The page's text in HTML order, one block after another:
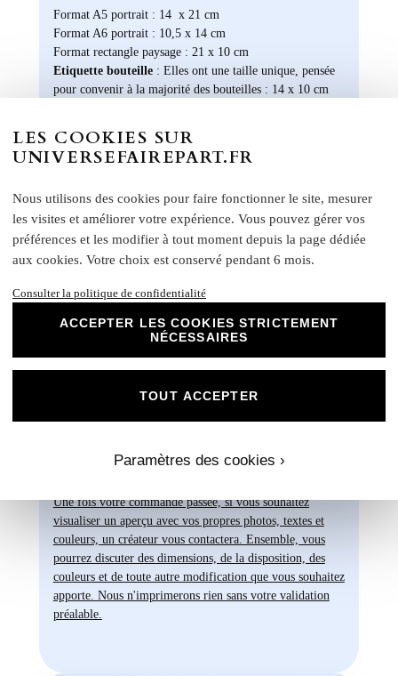
Format A5 portrait : 14 x 21 cm
Format A6 portrait : 10,5 x 14 cm
Format rectangle paysage : 21 x 10 cm
Etiquette bouteille: Elles ont une taille unique, pensée
pour convenir à la majorité des bouteilles : 14 x 10 cm
Notre papier Mat Supérieur sont le choix
parfait pour des faire-part de mariage, des
remerciements et bien plus encore. Optez
pour ce papier de haute qualité pour un
résultat impeccable qui ravira vos invités et
marquera l'élégance de vos évènements
spéciaux. Laissez libre cours à votre
créativité et personnalisez nos papiers Mat
Supérieur pour créer des souvenirs uniques
et inoubliables.
Chez Universe Faire-part, nous mettons
d'exception qui répondent à vos attentes les
accompagner dans la réalisation de vos
projets évènementiels.
Une fois votre commande passée, si vous souhaitez
visualiser un aperçu avec vos propres photos, textes et
couleurs, un créateur vous contactera. Ensemble, vous
pourrez discuter des dimensions, de la disposition, des
couleurs et de toute autre modification que vous souhaitez
apporte. Nous n'imprimerons rien sans votre validation
préalable.
LES COOKIES SUR
UNIVERSEFAIREPART.FR
Nous utilisons des cookies pour faire fonctionner le site, mesurer
les visites et améliorer votre expérience. Vous pouvez gérer vos
préférences et les modifier à tout moment depuis la page dédiée
aux cookies. Votre choix est conservé pendant 6 mois.
Consulter la politique de confidentialité
ACCEPTER LES COOKIES STRICTEMENT
NÉCESSAIRES
Paramètres des cookies ›
TOUT ACCEPTER